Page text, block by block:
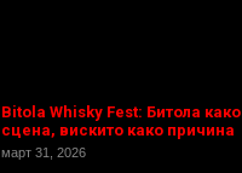
Bitola Whisky Fest: Битола како
сцена, вискито како причина
март 31, 2026